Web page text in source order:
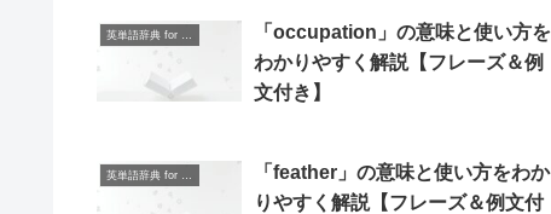
英単語辞典 for Beginners
「occupation」の意味と使い方を
わかりやすく解説【フレーズ＆例
文付き】
「feather」の意味と使い方をわか
りやすく解説【フレーズ＆例文付